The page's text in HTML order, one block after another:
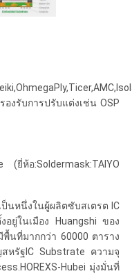
งรับการปรับแต่งเช่น OSP
ยี่ห้อ:Soldermask:TAIYO
เป็นหนึ่งในผู้ผลิตซับสเตรต IC
อยู่ในเมือง Huangshi ของ
นที่มากกว่า 60000 ตาราง
หรัฐIC Substrate ความจุ
Hubei มุ่งมั่นที่